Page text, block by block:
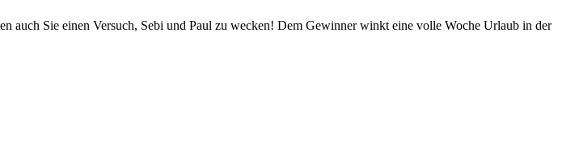
auch Sie einen Versuch, Sebi und Paul zu wecken! Dem Gewinner winkt eine volle Woche Urlaub in der